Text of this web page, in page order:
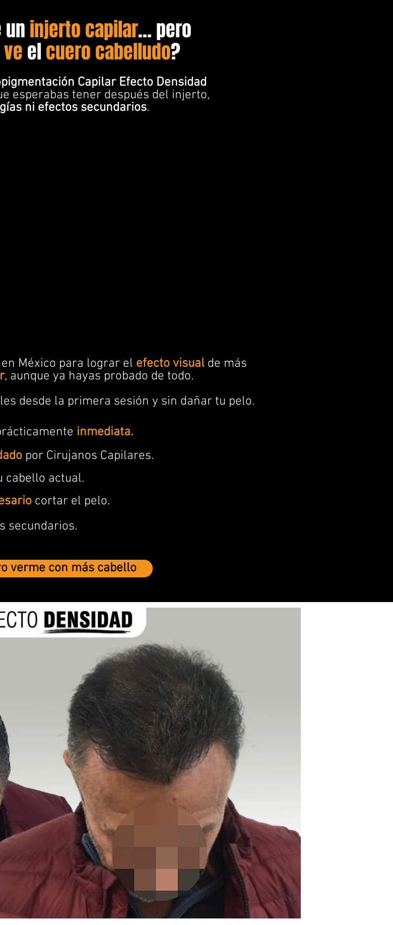
injerto capilar… pero
veelcuero cabelludo?
Capilar Efecto Densidad
esperabas tener después del injerto,
ni efectos secundarios.
en México para lograr el efecto visual de más
, aunque ya hayas probado de todo.
desde la primera sesión y sin dañar tu pelo.
inmediata.
por Cirujanos Capilares.
cabello actual.
cortar el pelo.
secundarios.
verme con más cabello